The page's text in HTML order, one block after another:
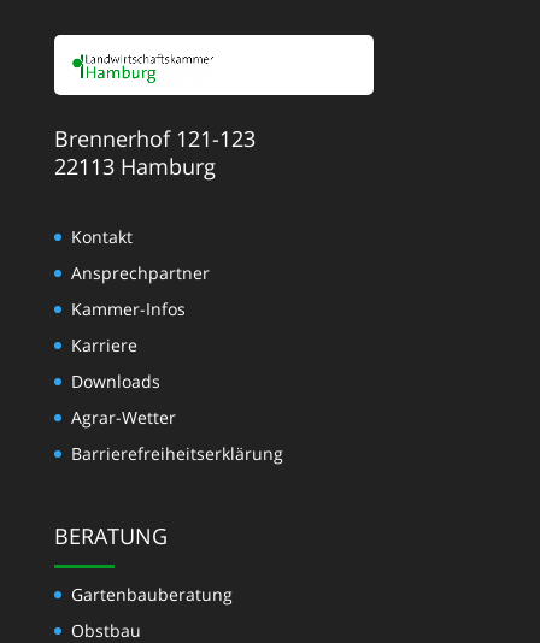
Brennerhof 121-123
22113 Hamburg
Kontakt
Ansprechpartner
Kammer-Infos
Karriere
Downloads
Agrar-Wetter
Barrierefreiheitserklärung
BERATUNG
Gartenbauberatung
Obstbau